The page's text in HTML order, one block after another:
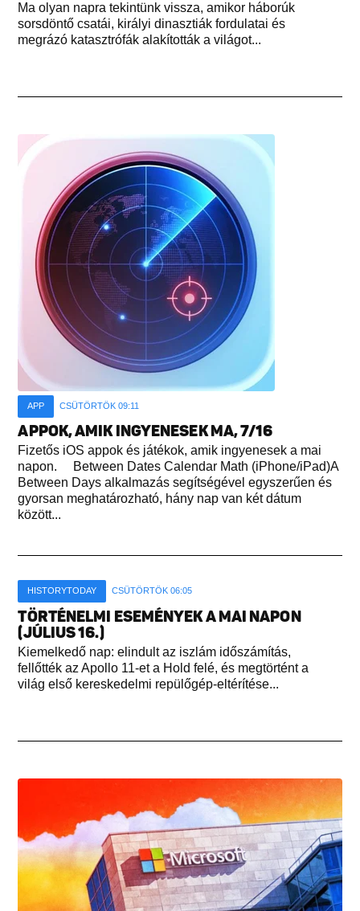
Ma olyan napra tekintünk vissza, amikor háborúk
sorsdöntő csatái, királyi dinasztiák fordulatai és
megrázó katasztrófák alakították a világot...
APP CSÜTÖRTÖK 09:11
APPOK, AMIK INGYENESEK MA, 7/16
Fizetős iOS appok és játékok, amik ingyenesek a mai
napon. Between Dates Calendar Math (iPhone/iPad)A
Between Days alkalmazás segítségével egyszerűen és
gyorsan meghatározható, hány nap van két dátum
között...
HISTORYTODAY CSÜTÖRTÖK 06:05
TÖRTÉNELMI ESEMÉNYEK A MAI NAPON
(JÚLIUS 16.)
Kiemelkedő nap: elindult az iszlám időszámítás,
fellőtték az Apollo 11-et a Hold felé, és megtörtént a
világ első kereskedelmi repülőgép-eltérítése...